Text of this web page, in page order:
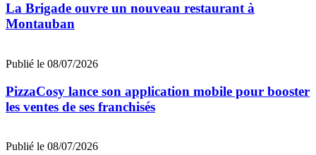
La Brigade ouvre un nouveau restaurant à
Montauban
Publié le 08/07/2026
PizzaCosy lance son application mobile pour booster
les ventes de ses franchisés
Publié le 08/07/2026